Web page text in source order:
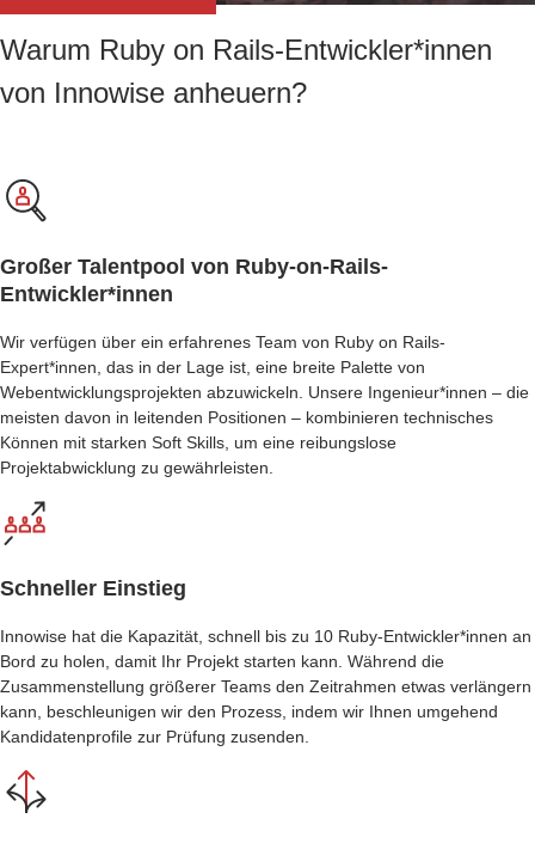
Warum Ruby on Rails-Entwickler*innen
von Innowise anheuern?
Großer Talentpool von Ruby-on-Rails-
Entwickler*innen
Wir verfügen über ein erfahrenes Team von Ruby on Rails-
Expert*innen, das in der Lage ist, eine breite Palette von
Webentwicklungsprojekten abzuwickeln. Unsere Ingenieur*innen – die
meisten davon in leitenden Positionen – kombinieren technisches
Können mit starken Soft Skills, um eine reibungslose
Projektabwicklung zu gewährleisten.
Schneller Einstieg
Innowise hat die Kapazität, schnell bis zu 10 Ruby-Entwickler*innen an
Bord zu holen, damit Ihr Projekt starten kann. Während die
Zusammenstellung größerer Teams den Zeitrahmen etwas verlängern
kann, beschleunigen wir den Prozess, indem wir Ihnen umgehend
Kandidatenprofile zur Prüfung zusenden.